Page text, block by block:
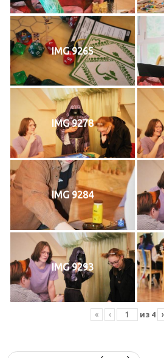
IMG 9265
IMG 9278
IMG 9284
IMG 9293
« ‹ из 4 ›